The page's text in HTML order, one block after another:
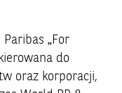
„For
do
oraz korporacji,